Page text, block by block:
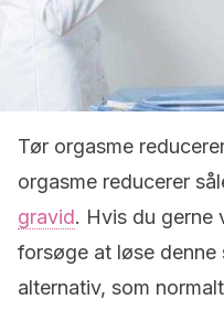
Tør orgasme
orgasme reducerer
gravid. Hvis du gerne
forsøge at løse
alternativ, som